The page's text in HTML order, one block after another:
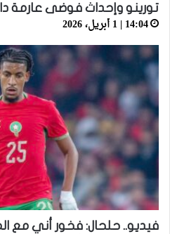
تورينو وإحداث فوضى عارمة
14:04 | 1 أبريل، 2026
فيديو.. حلحال: فخور أني مع